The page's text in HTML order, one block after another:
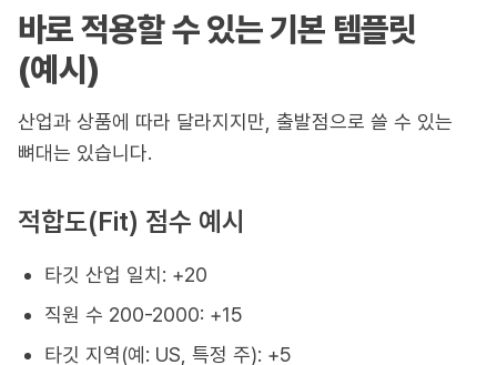
바로 적용할 수 있는 기본 템플릿
(예시)
산업과 상품에 따라 달라지지만, 출발점으로 쓸 수 있는
뼈대는 있습니다.
적합도(Fit) 점수 예시
타깃 산업 일치: +20
직원 수 200-2000: +15
타깃 지역(예: US, 특정 주): +5